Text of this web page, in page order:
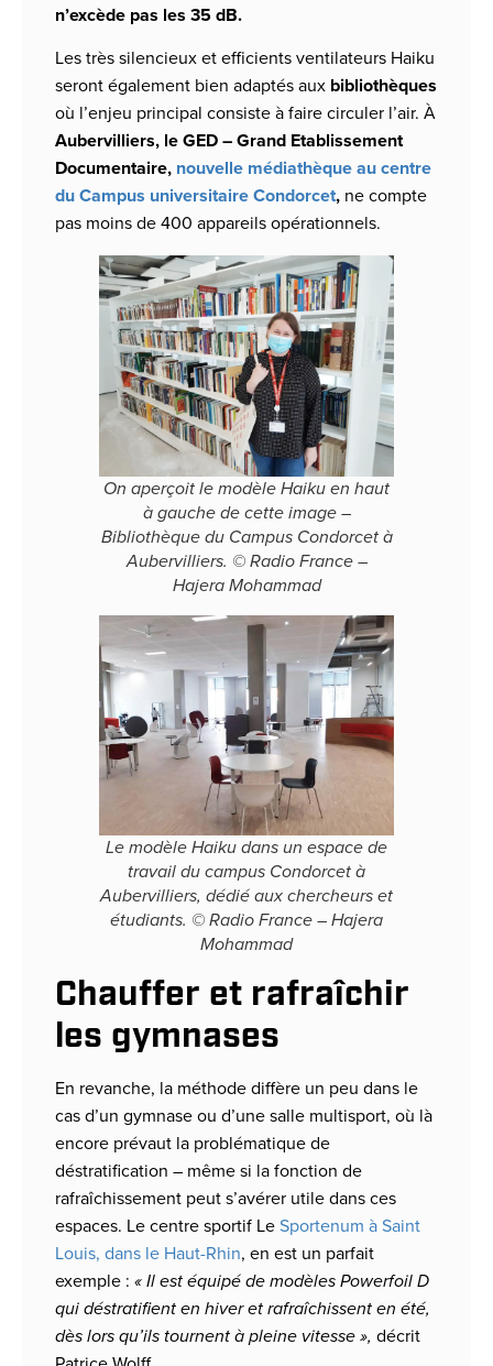
n’excède pas les 35 dB.
Les très silencieux et efficients ventilateurs Haiku
seront également bien adaptés aux bibliothèques
où l’enjeu principal consiste à faire circuler l’air. À
Aubervilliers, le GED – Grand Etablissement
Documentaire, nouvelle médiathèque au centre
du Campus universitaire Condorcet, ne compte
pas moins de 400 appareils opérationnels.
On aperçoit le modèle Haiku en haut
à gauche de cette image –
Bibliothèque du Campus Condorcet à
Aubervilliers. © Radio France –
Hajera Mohammad
Le modèle Haiku dans un espace de
travail du campus Condorcet à
Aubervilliers, dédié aux chercheurs et
étudiants. © Radio France – Hajera
Mohammad
Chauffer et rafraîchir
les gymnases
En revanche, la méthode diffère un peu dans le
cas d’un gymnase ou d’une salle multisport, où là
encore prévaut la problématique de
déstratification – même si la fonction de
rafraîchissement peut s’avérer utile dans ces
espaces. Le centre sportif Le Sportenum à Saint
Louis, dans le Haut-Rhin, en est un parfait
exemple : « Il est équipé de modèles Powerfoil D
qui déstratifient en hiver et rafraîchissent en été,
dès lors qu’ils tournent à pleine vitesse », décrit